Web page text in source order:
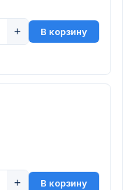
+ В корзину
+ В корзину